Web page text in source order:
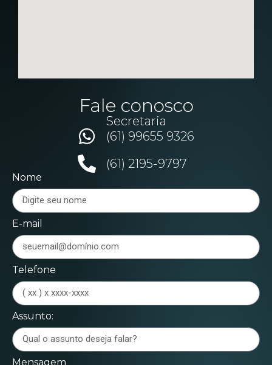
Fale conosco
Secretaria
(61) 99655 9326
(61) 2195-9797
Nome
E-mail
Telefone
Assunto:
Mensagem